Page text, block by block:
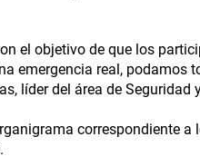
el objetivo de que los
emergencia real,
líder del área de
correspondiente